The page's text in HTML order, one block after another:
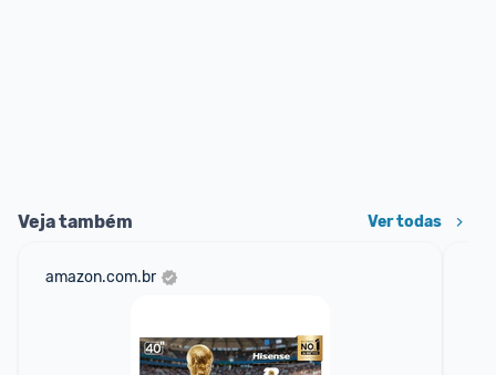
Veja também Ver todas
amazon.com.br